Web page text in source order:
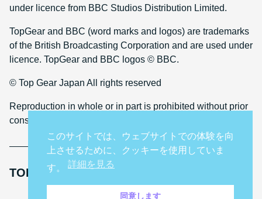
under licence from BBC Studios Distribution Limited.
TopGear and BBC (word marks and logos) are trademarks
of the British Broadcasting Corporation and are used under
licence. TopGear and BBC logos © BBC.
© Top Gear Japan All rights reserved
Reproduction in whole or in part is prohibited without prior
consent
TOP GEAR INTERNATIONAL SITES
このサイトでは、ウェブサイトでの体験を向
上させるために、クッキーを使用していま
す。 詳細を見る
同意します